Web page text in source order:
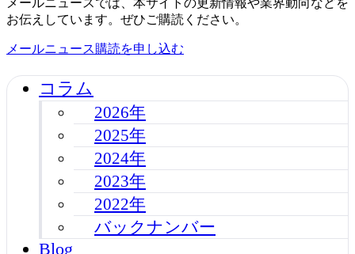
お伝えしています。ぜひご購読ください。
メールニュース購読を申し込む
コラム
2026年
2025年
2024年
2023年
2022年
バックナンバー
Blog